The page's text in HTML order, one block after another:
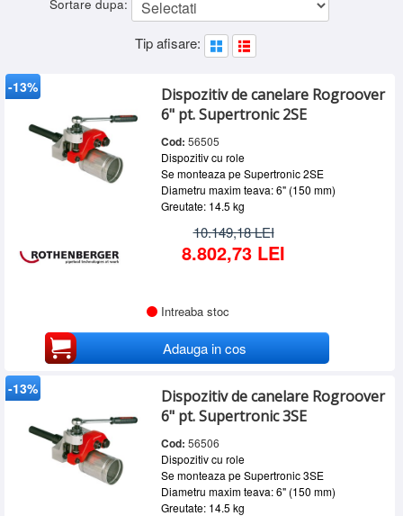
LICHIDARE
PRODUCATORI
SERVICE
INCHIRIERI
Sortare dupa:
Tip afisare:
-13%
Dispozitiv de canelare Rogroover
6" pt. Supertronic 2SE
Cod: 56505
Dispozitiv cu role
Se monteaza pe Supertronic 2SE
Diametru maxim teava: 6" (150 mm)
Greutate: 14.5 kg
10.149,18 LEI
8.802,73 LEI
Intreaba stoc
Adauga in cos
-13%
Dispozitiv de canelare Rogroover
6" pt. Supertronic 3SE
Cod: 56506
Dispozitiv cu role
Se monteaza pe Supertronic 3SE
Diametru maxim teava: 6" (150 mm)
Greutate: 14.5 kg